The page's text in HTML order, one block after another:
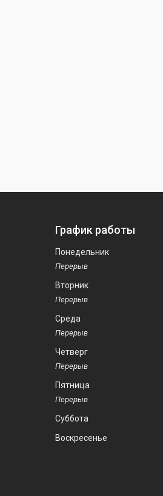
График работы
Понедельник
Вторник
Среда
Четверг
Пятница
Суббота
Воскресенье